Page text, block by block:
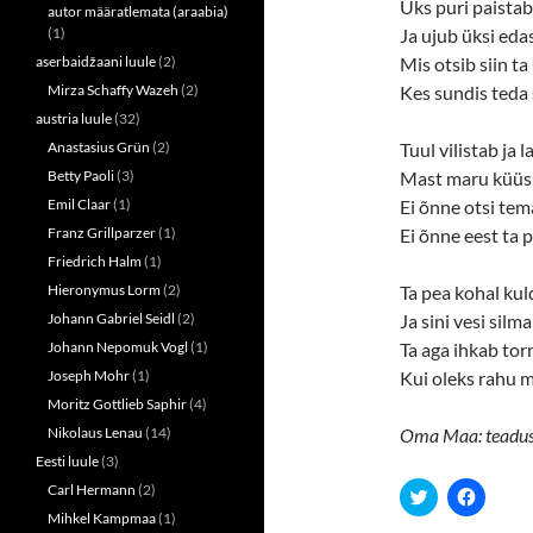
n
s
i
n
n
w
n
d
o
w
)
e
n
s
n
n
e
i
n
d
o
w
)
Üks puri
Ja ujub üksi
Mis otsib siin ta
Kes sundis teda
Tuul vilistab ja
Mast maru
Ei õnne otsi
Ei õnne eest ta
Ta pea kohal
Ja sini vesi
Ta aga ihkab
Kui oleks rahu
Oma Maa:
C
l
C
l
autor määratlemata (araabia)
(1)
aserbaidžaani luule(2)
Mirza Schaffy Wazeh (2)
austria luule(32)
Anastasius Grün (2)
Betty Paoli(3)
Emil Claar(1)
Franz Grillparzer(1)
Friedrich Halm(1)
Hieronymus Lorm(2)
Johann Gabriel Seidl (2)
Johann Nepomuk Vogl (1)
Joseph Mohr(1)
Moritz Gottlieb Saphir(4)
Nikolaus Lenau (14)
Eesti luule(3)
Carl Hermann (2)
Mihkel Kampmaa(1)